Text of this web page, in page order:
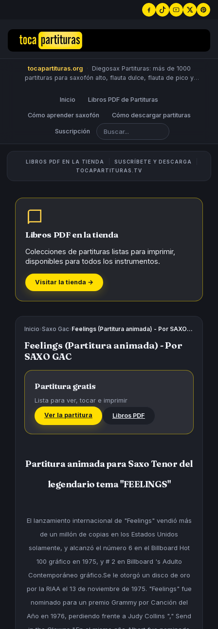
tocapartituras.org ·
Diegosax Partituras: más de 1000
partituras para saxofón alto, flauta dulce, flauta de pico y
chelo, fagot, bombardino, fliscorno, corno, trompa, barítono,
Scores. PUBLICA PARTITURAS
Inicio Libros PDF de Partituras
Cómo aprender saxofón Cómo descargar partituras
Suscripción
LIBROS PDF EN LA TIENDA
SUSCRÍBETE Y DESCARGA
TOCAPARTITURAS.TV
Libros PDF en la tienda
Colecciones de partituras listas para imprimir,
disponibles para todos los instrumentos.
Visitar la tienda →
Inicio›Saxo Gac› Feelings (Partitura animada) - Por SAXO GAC
Feelings (Partitura animada) - Por
SAXO GAC
Partitura gratis
Lista para ver, tocar e imprimir
Ver la partitura
Libros PDF
Partitura animada para Saxo Tenor del
legendario tema "FEELINGS"
El lanzamiento internacional de "Feelings" vendió más
de un millón de copias en los Estados Unidos
solamente, y alcanzó el número 6 en el Billboard Hot
100 gráfico en 1975, y # 2 en Billboard 's Adulto
Contemporáneo gráfico.Se le otorgó un disco de oro
por la RIAA el 13 de noviembre de 1975. "Feelings" fue
nominado para un premio Grammy por Canción del
Año en 1976, perdiendo frente a Judy Collins "," Send